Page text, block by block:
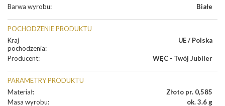
Barwa wyrobu: Białe
POCHODZENIE PRODUKTU
Kraj
pochodzenia:
UE / Polska
Producent: WĘC - Twój Jubiler
PARAMETRY PRODUKTU
Materiał:
Złoto pr. 0,585
Masa wyrobu: ok. 3.6 g